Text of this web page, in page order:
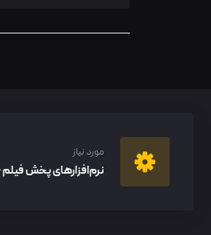
مورد نیاز
نرم‌افزار‌های پخش فیلم